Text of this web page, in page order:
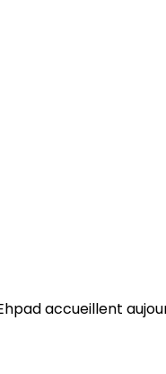
accueillent